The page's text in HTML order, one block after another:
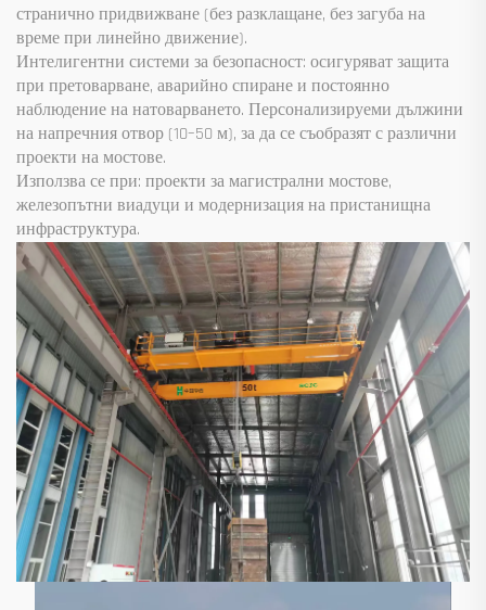
странично придвижване (без разклащане, без загуба на
време при линейно движение).
Интелигентни системи за безопасност: осигуряват защита
при претоварване, аварийно спиране и постоянно
наблюдение на натоварването. Персонализируеми дължини
на напречния отвор (10–50 м), за да се съобразят с различни
проекти на мостове.
Използва се при: проекти за магистрални мостове,
железопътни виадуци и модернизация на пристанищна
инфраструктура.